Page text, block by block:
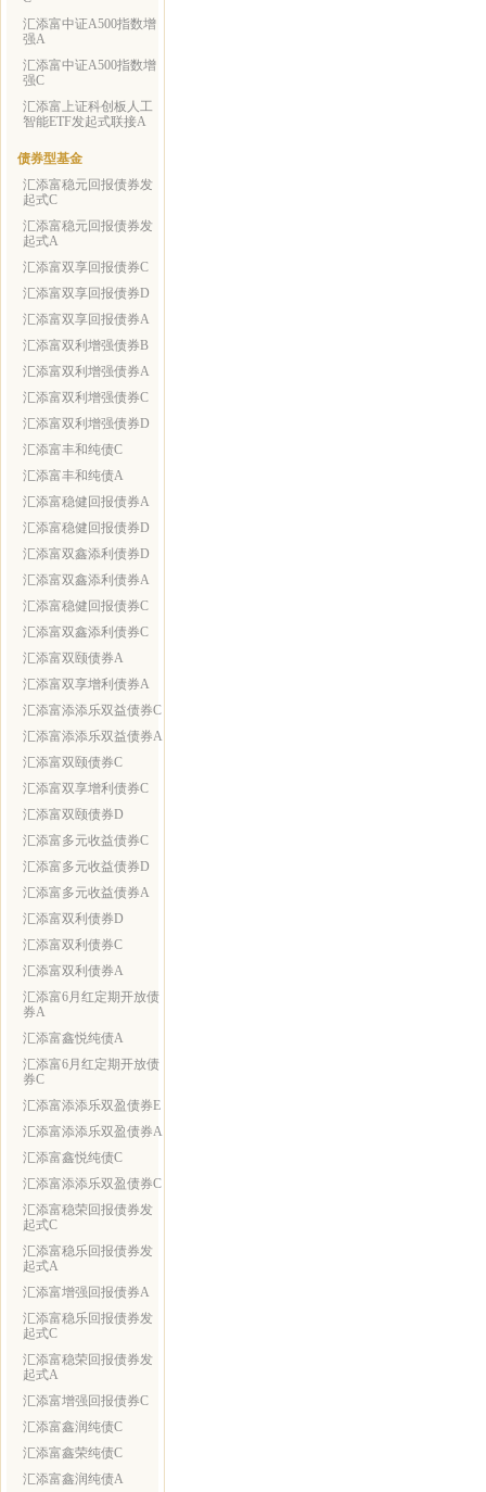
汇添富中证A500指数增
强A
汇添富中证A500指数增
强C
汇添富上证科创板人工
智能ETF发起式联接A
债券型基金
汇添富稳元回报债券发
起式C
汇添富稳元回报债券发
起式A
汇添富双享回报债券C
汇添富双享回报债券D
汇添富双享回报债券A
汇添富双利增强债券B
汇添富双利增强债券A
汇添富双利增强债券C
汇添富双利增强债券D
汇添富丰和纯债C
汇添富丰和纯债A
汇添富稳健回报债券A
汇添富稳健回报债券D
汇添富双鑫添利债券D
汇添富双鑫添利债券A
汇添富稳健回报债券C
汇添富双鑫添利债券C
汇添富双颐债券A
汇添富双享增利债券A
汇添富添添乐双益债券C
汇添富添添乐双益债券A
汇添富双颐债券C
汇添富双享增利债券C
汇添富双颐债券D
汇添富多元收益债券C
汇添富多元收益债券D
汇添富多元收益债券A
汇添富双利债券D
汇添富双利债券C
汇添富双利债券A
汇添富6月红定期开放债
券A
汇添富鑫悦纯债A
汇添富6月红定期开放债
券C
汇添富添添乐双盈债券E
汇添富添添乐双盈债券A
汇添富鑫悦纯债C
汇添富添添乐双盈债券C
汇添富稳荣回报债券发
起式C
汇添富稳乐回报债券发
起式A
汇添富增强回报债券A
汇添富稳乐回报债券发
起式C
汇添富稳荣回报债券发
起式A
汇添富增强回报债券C
汇添富鑫润纯债C
汇添富鑫荣纯债C
汇添富鑫润纯债A